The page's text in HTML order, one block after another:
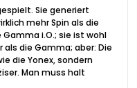
Sie generiert
mehr Spin als die
Gamma i.O.; sie ist wohl
die Gamma; aber: Die
die Yonex, sondern
Man muss halt